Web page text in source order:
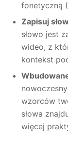
fonetyczną
Zapisuj
słowo jest
wideo, z
kontekst
wzorców
słowa
więcej